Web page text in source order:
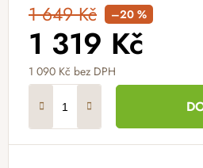
1 649 Kč –20 %
1 319 Kč
1 090 Kč bez DPH